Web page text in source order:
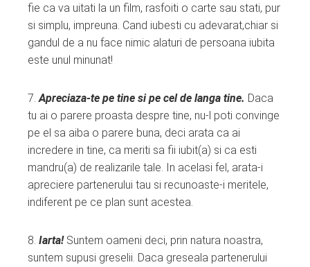
fie ca va uitati la un film, rasfoiti o carte sau stati, pur
si simplu, impreuna. Cand iubesti cu adevarat,chiar si
gandul de a nu face nimic alaturi de persoana iubita
este unul minunat!
7.Apreciaza-te pe tine si pe cel de langa tine. Daca
tu ai o parere proasta despre tine, nu-l poti convinge
pe el sa aiba o parere buna, deci arata ca ai
incredere in tine, ca meriti sa fii iubit(a) si ca esti
mandru(a) de realizarile tale. In acelasi fel, arata-i
apreciere partenerului tau si recunoaste-i meritele,
indiferent pe ce plan sunt acestea.
8. Iarta!Suntem oameni deci, prin natura noastra,
suntem supusi greselii. Daca greseala partenerului